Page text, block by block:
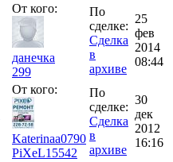
От кого:
данечка
299
По
сделке:
Сделка
в
архиве
25
фев
2014
08:44
От кого:
Katerinaa0790
PiXeL15542
По
сделке:
Сделка
в
архиве
30
дек
2012
16:16